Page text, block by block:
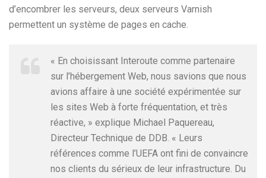
d’encombrer les serveurs, deux serveurs Varnish
permettent un système de pages en cache.
« En choisissant Interoute comme partenaire
sur l’hébergement Web, nous savions que nous
avions affaire à une société expérimentée sur
les sites Web à forte fréquentation, et très
réactive, » explique Michael Paquereau,
Directeur Technique de DDB. « Leurs
références comme l’UEFA ont fini de convaincre
nos clients du sérieux de leur infrastructure. Du